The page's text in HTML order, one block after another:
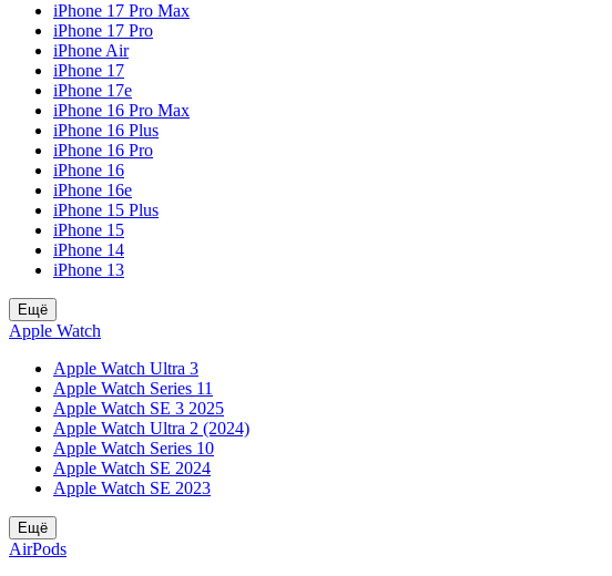
iPhone 17 Pro Max
iPhone 17 Pro
iPhone Air
iPhone 17
iPhone 17e
iPhone 16 Pro Max
iPhone 16 Plus
iPhone 16 Pro
iPhone 16
iPhone 16e
iPhone 15 Plus
iPhone 15
iPhone 14
iPhone 13
Ещё
Apple Watch
Apple Watch Ultra 3
Apple Watch Series 11
Apple Watch SE 3 2025
Apple Watch Ultra 2 (2024)
Apple Watch Series 10
Apple Watch SE 2024
Apple Watch SE 2023
Ещё
AirPods